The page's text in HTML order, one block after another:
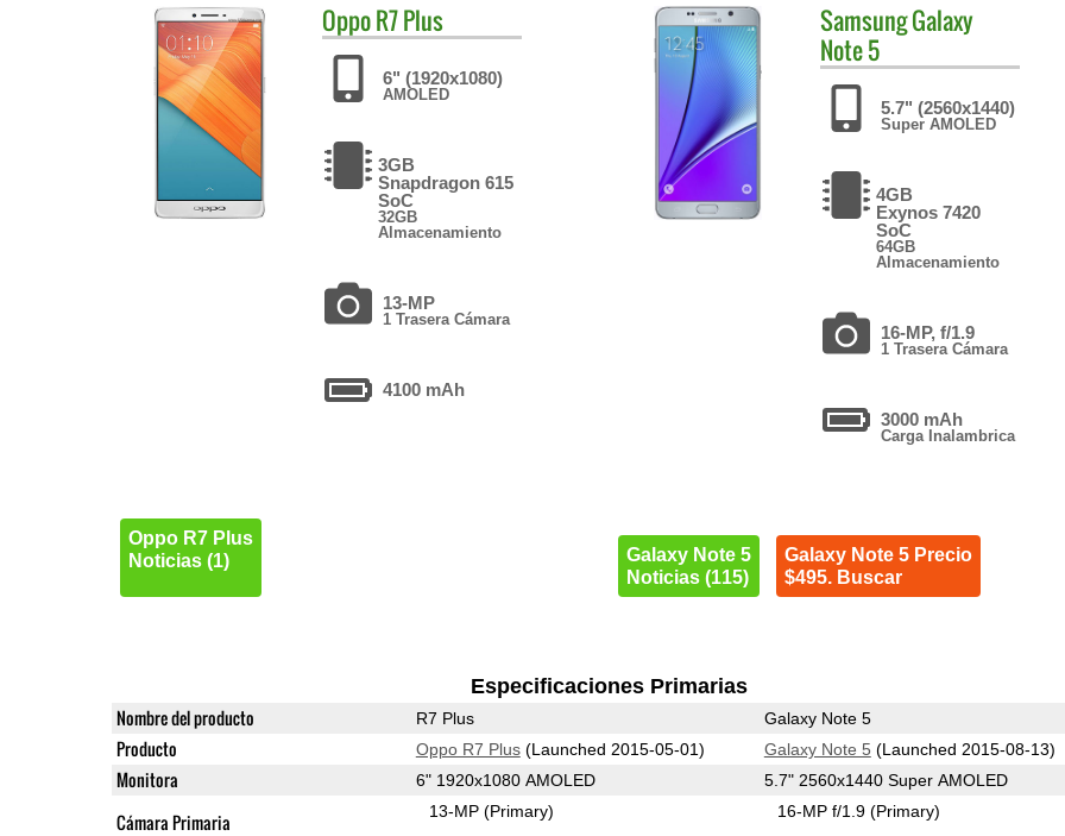
OppoR7 Plus
6" (1920x1080)
AMOLED
3GB
Snapdragon 615
SoC
32GB
Almacenamiento
13-MP
1 Trasera Cámara
4100 mAh
Oppo R7 Plus
Noticias (1)
SamsungGalaxy
Note 5
5.7" (2560x1440)
Super AMOLED
4GB
Exynos 7420
SoC
64GB
Almacenamiento
16-MP, f/1.9
1 Trasera Cámara
3000 mAh
Carga Inalambrica
Galaxy Note 5
Noticias (115)
Galaxy Note 5 Precio
$495. Buscar
Especificaciones Primarias
Nombre del producto R7 Plus Galaxy Note 5
Producto Oppo R7 Plus(Launched 2015-05-01) Galaxy Note 5 (Launched 2015-08-13)
Monitora 6" 1920x1080 AMOLED 5.7" 2560x1440 Super AMOLED
Cámara Primaria 13-MP(Primary) 16-MP f/1.9(Primary)